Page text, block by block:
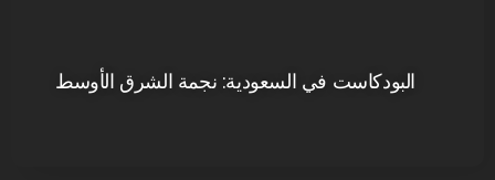
البودكاست في السعودية: نجمة الشرق الأوسط